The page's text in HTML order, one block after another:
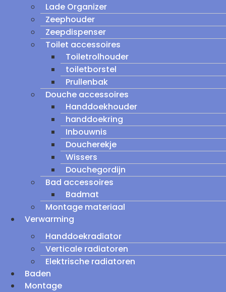
Lade Organizer
Zeephouder
Zeepdispenser
Toilet accessoires
Toiletrolhouder
toiletborstel
Prullenbak
Douche accessoires
Handdoekhouder
handdoekring
Inbouwnis
Doucherekje
Wissers
Douchegordijn
Bad accessoires
Badmat
Montage materiaal
Verwarming
Handdoekradiator
Verticale radiatoren
Elektrische radiatoren
Baden
Montage